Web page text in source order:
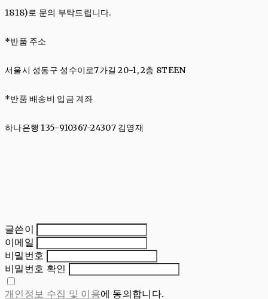
1818)로 문의 부탁드립니다.
*반품 주소
서울시 성동구 성수이로7가길 20-1, 2층 8TEEN
*반품 배송비 입금 계좌
하나은행 135-910367-24307 김영재
글쓴이
이메일
비밀번호
비밀번호 확인
개인정보 수집 및 이용에 동의합니다.